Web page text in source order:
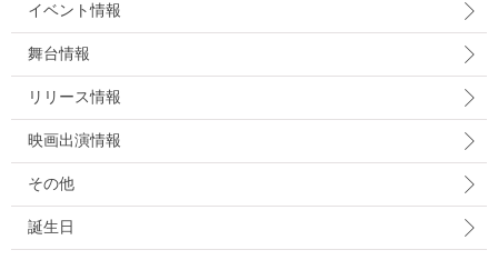
イベント情報
舞台情報
リリース情報
映画出演情報
その他
誕生日